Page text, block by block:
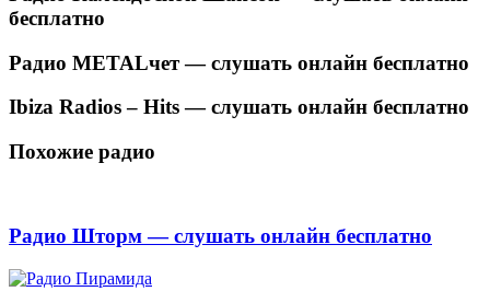
бесплатно
Радио METALчет — слушать онлайн бесплатно
Ibiza Radios – Hits — слушать онлайн бесплатно
Похожие радио
Радио Шторм — слушать онлайн бесплатно